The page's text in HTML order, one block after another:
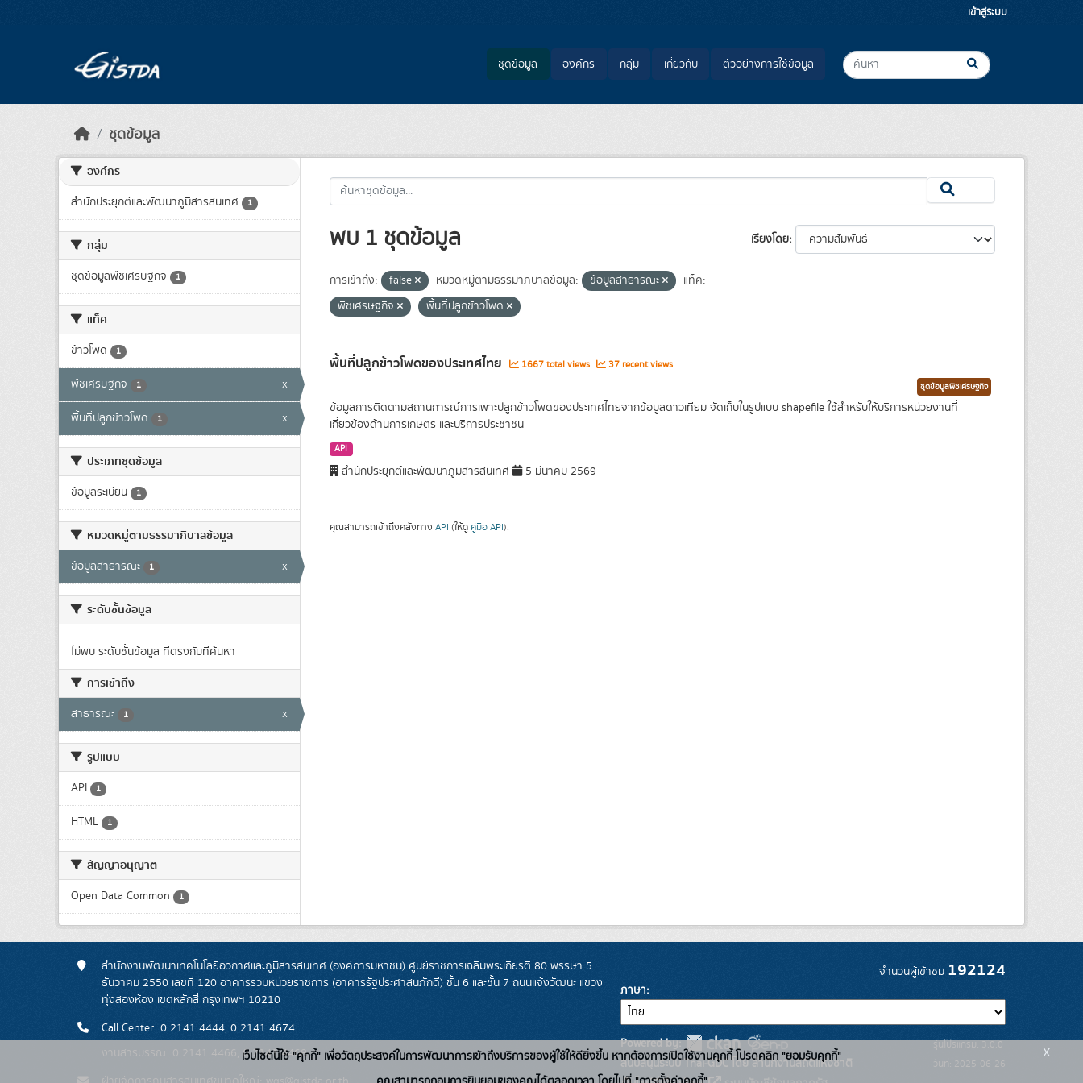
เข้าสู่ระบบ
ชุดข้อมูล องค์กร กลุ่ม เกี่ยวกับ ตัวอย่างการใช้ข้อมูล
ชุดข้อมูล
องค์กร
สำนักประยุกต์และพัฒนาภูมิสารสนเทศ 1
กลุ่ม
ชุดข้อมูลพืชเศรษฐกิจ 1
แท็ค
ข้าวโพด 1
พืชเศรษฐกิจ 1 x
พื้นที่ปลูกข้าวโพด 1 x
ประเภทชุดข้อมูล
ข้อมูลระเบียน 1
หมวดหมู่ตามธรรมาภิบาลข้อมูล
ข้อมูลสาธารณะ 1 x
ระดับชั้นข้อมูล
ไม่พบ ระดับชั้นข้อมูล ที่ตรงกับที่ค้นหา
การเข้าถึง
สาธารณะ 1 x
รูปแบบ
API 1
HTML 1
สัญญาอนุญาต
Open Data Common 1
เรียงโดย
พบ 1 ชุดข้อมูล
การเข้าถึง: false หมวดหมู่ตามธรรมาภิบาลข้อมูล: ข้อมูลสาธารณะ
แท็ค:
พืชเศรษฐกิจ
พื้นที่ปลูกข้าวโพด
พื้นที่ปลูกข้าวโพดของประเทศไทย 1667 total views 37 recent views
ชุดข้อมูลพืชเศรษฐกิจ
ข้อมูลการติดตามสถานการณ์การเพาะปลูกข้าวโพดของประเทศไทยจากข้อมูลดาวเทียม จัดเก็บในรูปแบบ shapefile ใช้สำหรับให้บริการหน่วยงานที่
เกี่ยวข้องด้านการเกษตร และบริการประชาชน
API
สำนักประยุกต์และพัฒนาภูมิสารสนเทศ 5 มีนาคม 2569
คุณสามารถเข้าถึงคลังทาง API (ให้ดู คู่มือ API).
สำนักงานพัฒนาเทคโนโลยีอวกาศและภูมิสารสนเทศ (องค์การมหาชน) ศูนย์ราชการเฉลิมพระเกียรติ 80 พรรษา 5
ธันวาคม 2550 เลขที่ 120 อาคารรวมหน่วยราชการ (อาคารรัฐประศาสนภักดี) ชั้น 6 และชั้น 7 ถนนแจ้งวัฒนะ แขวง
ทุ่งสองห้อง เขตหลักสี่ กรุงเทพฯ 10210
Call Center: 0 2141 4444, 0 2141 4674
งานสารบรรณ: 0 2141 4466, 0 2141 4468
จำนวนผู้เข้าชม 192124
ภาษา
Powered by:
สนับสนุนระบบ Thai-GDC โดย สำนักงานสถิติแห่งชาติ
รุ่นโปรแกรม: 3.0.0
วันที่: 2025-06-26
เว็บไซต์นี้ใช้ "คุกกี้" เพื่อวัตถุประสงค์ในการพัฒนาการเข้าถึงบริการของผู้ใช้ให้ดียิ่งขึ้น หากต้องการเปิดใช้งานคุกกี้ โปรดคลิก "ยอมรับคุกกี้"
x